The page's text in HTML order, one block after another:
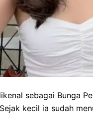
sebagai Bunga
kecil ia sudah